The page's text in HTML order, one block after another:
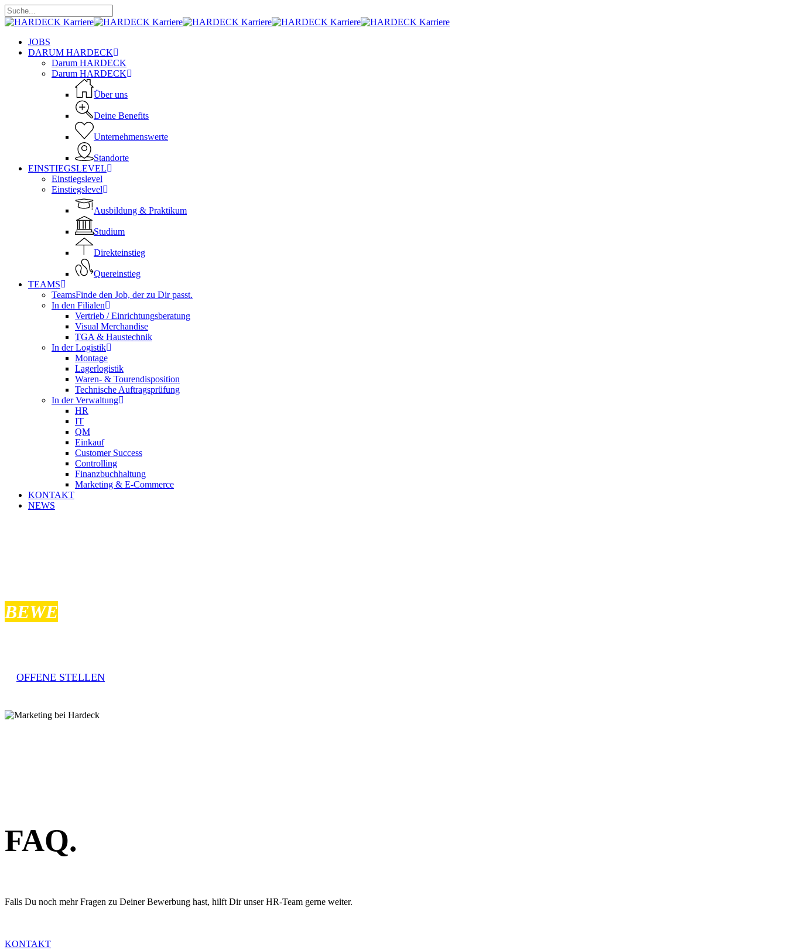
Skip
to
content
Close
Menu
JOBS
DARUM HARDECK
Darum HARDECK
Darum HARDECK
Über uns
Deine Benefits
Unternehmenswerte
Standorte
EINSTIEGSLEVEL
Einstiegslevel
Einstiegslevel
Ausbildung & Praktikum
Studium
Direkteinstieg
Quereinstieg
TEAMS
TeamsFinde den Job, der zu Dir passt.
In den Filialen
Vertrieb / Einrichtungsberatung
Visual Merchandise
TGA & Haustechnik
In der Logistik
Montage
Lagerlogistik
Waren- & Tourendisposition
Technische Auftragsprüfung
In der Verwaltung
HR
IT
QM
Einkauf
Customer Success
Controlling
Finanzbuchhaltung
Marketing & E-Commerce
KONTAKT
NEWS
BEWE
OFFENE STELLEN
FAQ.
Falls Du noch mehr Fragen zu Deiner Bewerbung hast, hilft Dir unser HR-Team gerne weiter.
KONTAKT